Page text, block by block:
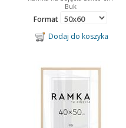
Buk
Format
Dodaj do koszyka